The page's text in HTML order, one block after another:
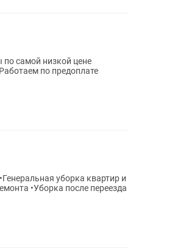
самой низкой цене
по предоплате
•Уборка после переезда